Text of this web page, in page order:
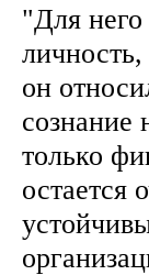
"Для него
он
сознание
только
остается